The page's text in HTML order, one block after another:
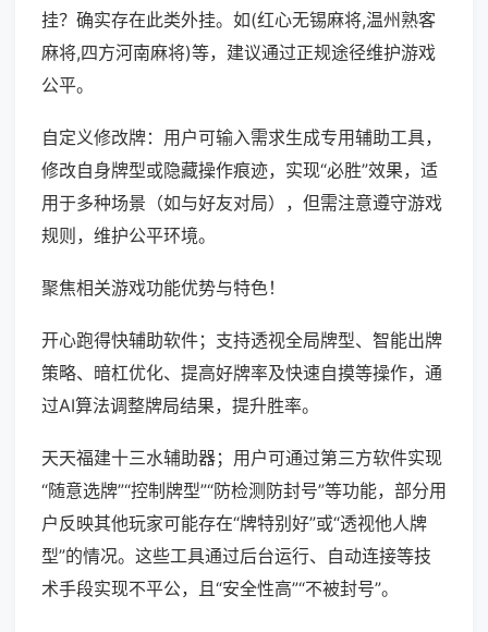
挂？确实存在此类外挂。如(红心无锡麻将,温州熟客
麻将,四方河南麻将)等，建议通过正规途径维护游戏
公平。
自定义修改牌：用户可输入需求生成专用辅助工具，
修改自身牌型或隐藏操作痕迹，实现“必胜”效果，适
用于多种场景（如与好友对局），但需注意遵守游戏
规则，维护公平环境。
聚焦相关游戏功能优势与特色！
开心跑得快辅助软件；支持透视全局牌型、智能出牌
策略、暗杠优化、提高好牌率及快速自摸等操作，通
过AI算法调整牌局结果，提升胜率。
天天福建十三水辅助器；用户可通过第三方软件实现
“随意选牌”“控制牌型”“防检测防封号”等功能，部分用
户反映其他玩家可能存在“牌特别好”或“透视他人牌
型”的情况。这些工具通过后台运行、自动连接等技
术手段实现不平公，且“安全性高”“不被封号”。